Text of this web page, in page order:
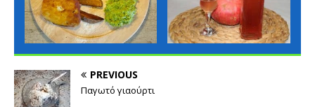
PREVIOUS
Παγωτό γιαούρτι